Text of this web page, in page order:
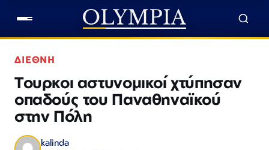
ΔΙΕΘΝΗ
Τουρκοι αστυνομικοί χτύπησαν
οπαδούς του Παναθηναϊκού
στην Πόλη
kalinda